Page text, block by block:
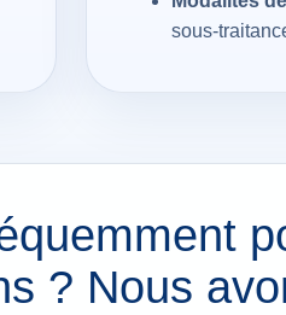
sous-
? Nous